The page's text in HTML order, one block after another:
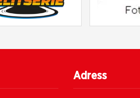
Adress